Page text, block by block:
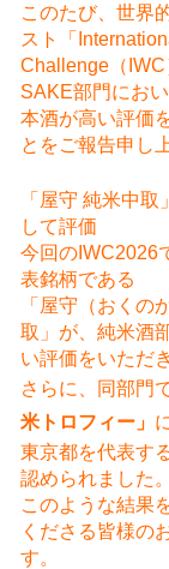
このたび、世界
スト「
Challenge（IWC
SAKE部門にお
本酒が高い評価
とをご報告申し
「屋守 純米中取
して評価
今回のIWC2026
表銘柄である
「屋守（おくの
取」が、純米酒
い評価をいただ
さらに、同部門
米トロフィー」
東京都を代表す
認められました。
このような結果
くださる皆様の
す。